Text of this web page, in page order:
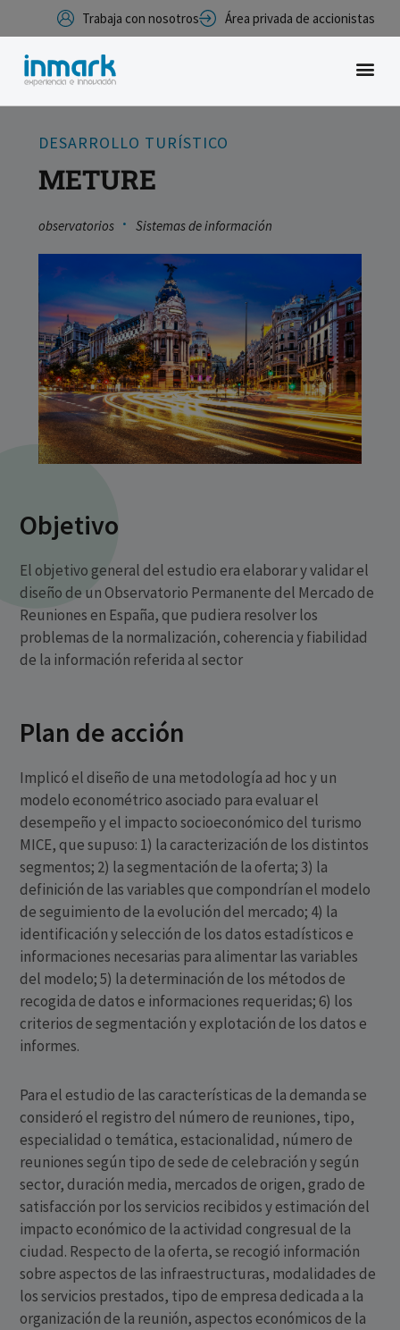
Trabaja con nosotros Área privada de accionistas
DESARROLLO TURÍSTICO
METURE
observatorios · Sistemas de información
Objetivo
El objetivo general del estudio era elaborar y validar el
diseño de un Observatorio Permanente del Mercado de
Reuniones en España, que pudiera resolver los
problemas de la normalización, coherencia y fiabilidad
de la información referida al sector
Plan de acción
Implicó el diseño de una metodología ad hoc y un
modelo econométrico asociado para evaluar el
desempeño y el impacto socioeconómico del turismo
MICE, que supuso: 1) la caracterización de los distintos
segmentos; 2) la segmentación de la oferta; 3) la
definición de las variables que compondrían el modelo
de seguimiento de la evolución del mercado; 4) la
identificación y selección de los datos estadísticos e
informaciones necesarias para alimentar las variables
del modelo; 5) la determinación de los métodos de
recogida de datos e informaciones requeridas; 6) los
criterios de segmentación y explotación de los datos e
informes.
Para el estudio de las características de la demanda se
consideró el registro del número de reuniones, tipo,
especialidad o temática, estacionalidad, número de
reuniones según tipo de sede de celebración y según
sector, duración media, mercados de origen, grado de
satisfacción por los servicios recibidos y estimación del
impacto económico de la actividad congresual de la
ciudad. Respecto de la oferta, se recogió información
sobre aspectos de las infraestructuras, modalidades de
los servicios prestados, tipo de empresa dedicada a la
organización de la reunión, aspectos económicos de la